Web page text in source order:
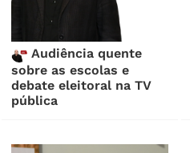
Audiência quente
sobre as escolas e
debate eleitoral na TV
pública